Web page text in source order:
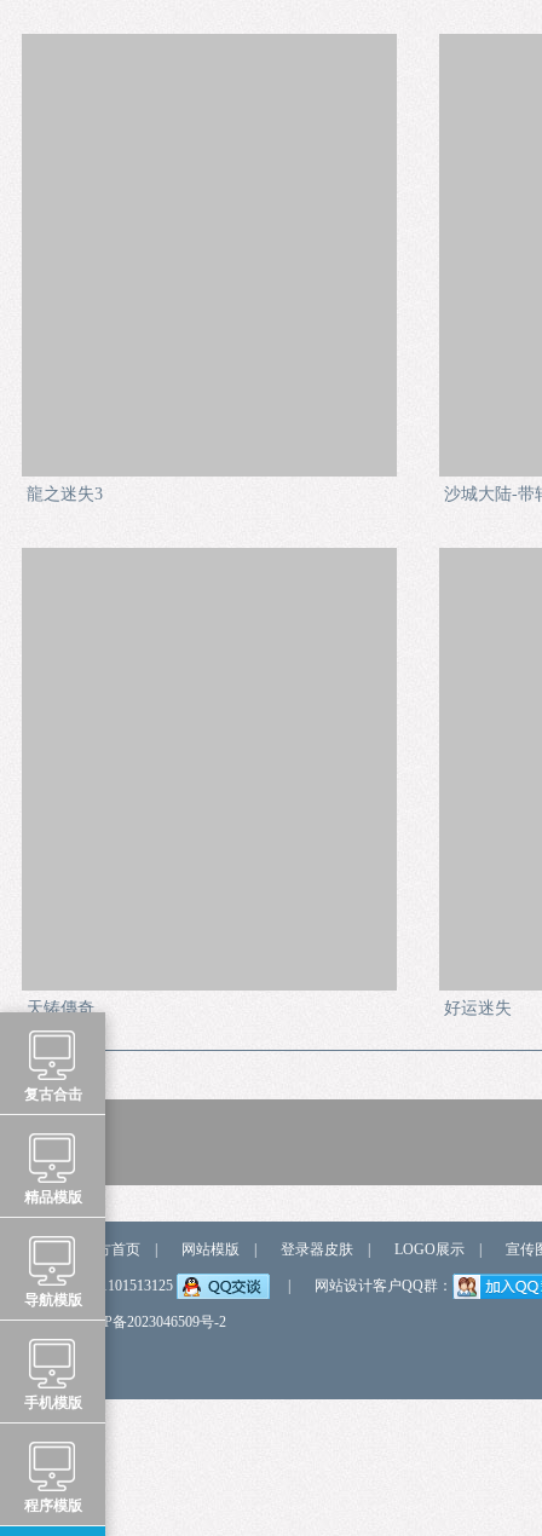
龍之迷失3 沙城大陆-带
天铸傳奇 好运迷失
官方首页 网站模版 登录器皮肤 LOGO展示 宣传
弹我QQ QQ:1101513125 网站设计客户QQ群：
备 案 号 鲁ICP备2023046509号-2
复古合击
精品模版
导航模版
手机模版
程序模版